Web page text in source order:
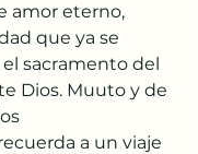
amor eterno,
que ya se
sacramento del
Dios. Muuto y de
a un viaje